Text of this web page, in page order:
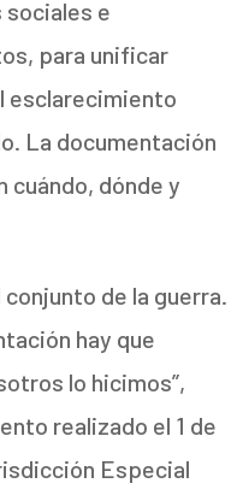
e
para unificar
esclarecimiento
La documentación
cuándo, dónde y
de la guerra.
hay que
lo hicimos”,
realizado el 1 de
Especial